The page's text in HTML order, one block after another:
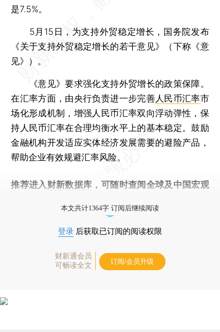
是7.5%。
5月15日，为支持外贸稳定增长，国务院发布
《关于支持外贸稳定增长的若干意见》（下称《意
见》）。
《意见》要求强化支持外贸增长的政策保障。
在汇率方面，由央行负责进一步完善人民币汇率市
场化形成机制，增强人民币汇率双向浮动弹性，保
持人民币汇率在合理均衡水平上的基本稳定。鼓励
金融机构开发适应实体经济发展需要的避险产品，
帮助企业有效规避汇率风险。
推荐进入 财新数据库 ，可随时查阅全球及中国宏观
本文共计1364字 订阅后继续阅读
登录 后获取已订阅的阅读权限
财新通会员
可畅读全文
订阅/会员升级